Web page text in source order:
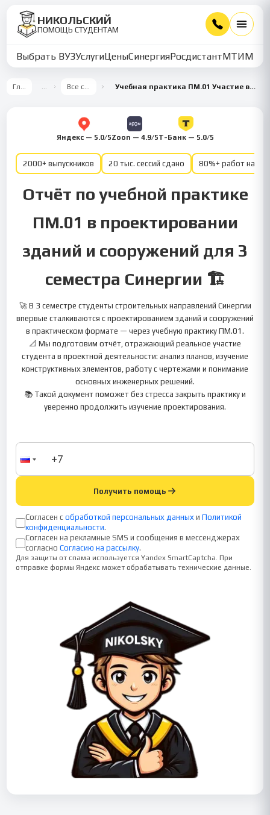
НИКОЛЬСКИЙ
ПОМОЩЬ СТУДЕНТАМ
Выбрать ВУЗУслугиЦеныСинергияРосдистантМТИММУ
Главная … Все семестры Учебная практика ПМ.01 Участие в проектировании зданий и сооружений — Строительство 3 семестр
Яндекс — 5.0/5Zoon — 4.9/5Т-Банк — 5.0/5
2000+ выпускников 20 тыс. сессий сдано 80%+ работ на
Отчёт по учебной практике
ПМ.01 в проектировании
зданий и сооружений для 3
семестра Синергии 🏗️
🚀 В 3 семестре студенты строительных направлений Синергии
впервые сталкиваются с проектированием зданий и сооружений
в практическом формате — через учебную практику ПМ.01.
📐 Мы подготовим отчёт, отражающий реальное участие
студента в проектной деятельности: анализ планов, изучение
конструктивных элементов, работу с чертежами и понимание
основных инженерных решений.
📚 Такой документ поможет без стресса закрыть практику и
уверенно продолжить изучение проектирования.
Получить помощь
Согласен с обработкой персональных данных и Политикой
конфиденциальности.
Согласен на рекламные SMS и сообщения в мессенджерах
согласно Согласию на рассылку.
Для защиты от спама используется Yandex SmartCaptcha. При
отправке формы Яндекс может обрабатывать технические данные.